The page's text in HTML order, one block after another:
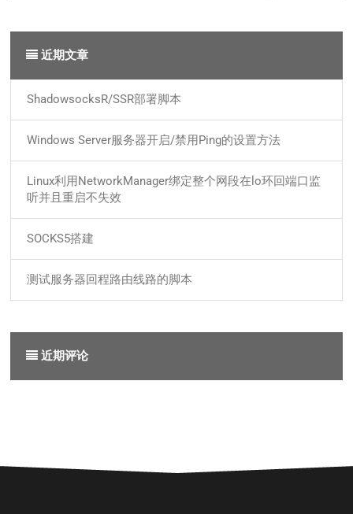
近期文章
ShadowsocksR/SSR部署脚本
Windows Server服务器开启/禁用Ping的设置方法
Linux利用NetworkManager绑定整个网段在lo环回端口监
听并且重启不失效
SOCKS5搭建
测试服务器回程路由线路的脚本
近期评论